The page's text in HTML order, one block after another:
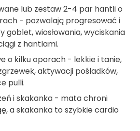
lub zestaw 2-4 par hantli o
- pozwalają progresować i
goblet, wiosłowania, wyciskania
z hantlami.
o kilku oporach - lekkie i tanie,
aktywacji pośladków,
pulli.
i skakanka - mata chroni
a skakanka to szybkie cardio